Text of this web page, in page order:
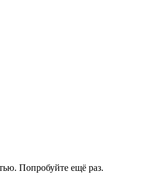
Попробуйте ещё раз.